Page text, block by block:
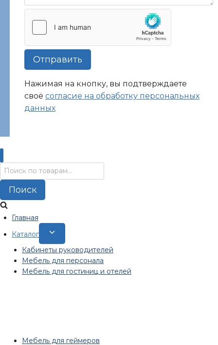
Отправить
Нажимая на кнопку, вы подтверждаете
своё согласие на обработку персональных
данных
Искать:
Поиск
Главная
Каталог
Переключить
дочернее
меню
Кабинеты руководителей
Мебель для персонала
Мебель для гостиниц и отелей
Мебель для геймеров